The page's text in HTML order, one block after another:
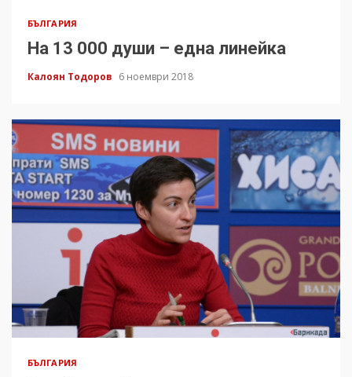
БЪЛГАРИЯ
На 13 000 души – една линейка
Калоян Тодоров 6 ноември 2018
БЪЛГАРИЯ